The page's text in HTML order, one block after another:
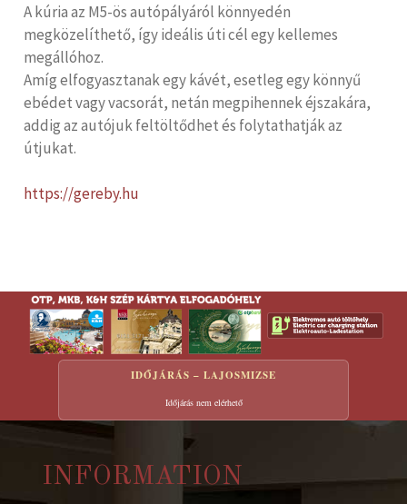
A kúria az M5-ös autópályáról könnyedén
megközelíthető, így ideális úti cél egy kellemes
megállóhoz.
Amíg elfogyasztanak egy kávét, esetleg egy könnyű
ebédet vagy vacsorát, netán megpihennek éjszakára,
addig az autójuk feltöltődhet és folytathatják az
útjukat.
https://gereby.hu
IDŐJÁRÁS – LAJOSMIZSE
Időjárás nem elérhető
INFORMATION